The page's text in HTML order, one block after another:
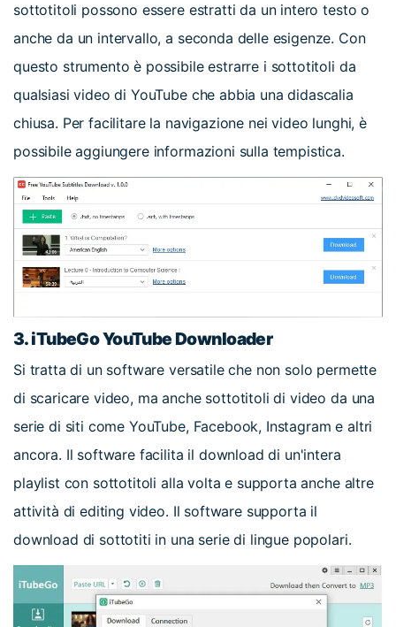
sottotitoli possono essere estratti da un intero testo o
anche da un intervallo, a seconda delle esigenze. Con
questo strumento è possibile estrarre i sottotitoli da
qualsiasi video di YouTube che abbia una didascalia
chiusa. Per facilitare la navigazione nei video lunghi, è
possibile aggiungere informazioni sulla tempistica.
3. iTubeGo YouTube Downloader
Si tratta di un software versatile che non solo permette
di scaricare video, ma anche sottotitoli di video da una
serie di siti come YouTube, Facebook, Instagram e altri
ancora. Il software facilita il download di un'intera
playlist con sottotitoli alla volta e supporta anche altre
attività di editing video. Il software supporta il
download di sottotiti in una serie di lingue popolari.